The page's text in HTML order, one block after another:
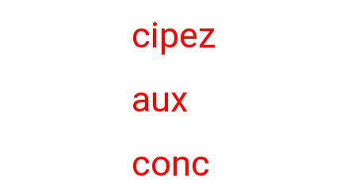
cipez
aux
conc